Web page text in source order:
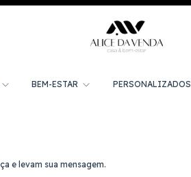
BEM-ESTAR PERSONALIZADOS
e levam sua mensagem.